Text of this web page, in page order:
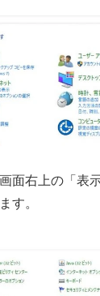
面右上の「表
す。